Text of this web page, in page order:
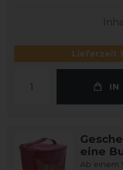
Lieferzeit
IN
eine
Ab einem